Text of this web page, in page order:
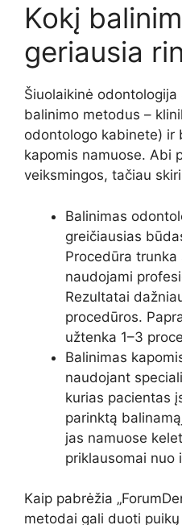
Kokį
geriausia
Šiuolaikinė
balinimo metodus –
odontologo kabinete) ir
kapomis namuose. Abi
veiksmingos, tačiau
Balinimas
greičiausias
Procedūra trunka
naudojami
Rezultatai
procedūros.
užtenka 1–3
Balinimas
naudojant
kurias pacientas
parinktą
jas namuose
priklausomai nuo
Kaip pabrėžia
metodai gali duoti